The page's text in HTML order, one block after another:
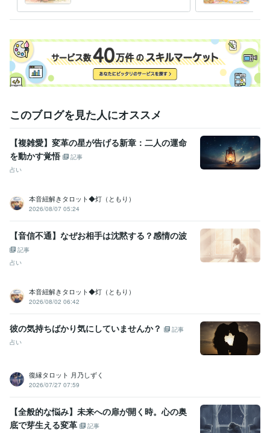
しま
このブログを見た人にオススメ
【複雑愛】変革の星が告げる新章：二人の運命
を動かす覚悟
記事
占い
本音紐解きタロット◆灯（ともり）
2026/08/07 05:24
【音信不通】なぜお相手は沈黙する？感情の波
記事
占い
本音紐解きタロット◆灯（ともり）
2026/08/02 06:42
彼の気持ちばかり気にしていませんか？
記事
占い
復縁タロット 月乃しずく
2026/07/27 07:59
【全般的な悩み】未来への扉が開く時。心の奥
底で芽生える変革
記事